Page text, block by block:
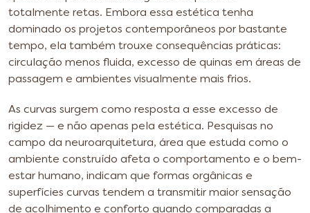
totalmente retas. Embora essa estética tenha
dominado os projetos contemporâneos por bastante
tempo, ela também trouxe consequências práticas:
circulação menos fluida, excesso de quinas em áreas de
passagem e ambientes visualmente mais frios.
As curvas surgem como resposta a esse excesso de
rigidez — e não apenas pela estética. Pesquisas no
campo da neuroarquitetura, área que estuda como o
ambiente construído afeta o comportamento e o bem-
estar humano, indicam que formas orgânicas e
superfícies curvas tendem a transmitir maior sensação
de acolhimento e conforto quando comparadas a